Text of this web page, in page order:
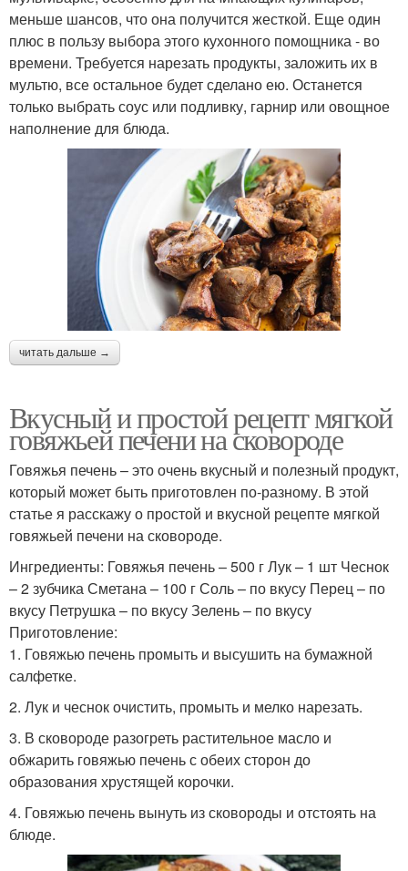
меньше шансов, что она получится жесткой. Еще один
плюс в пользу выбора этого кухонного помощника - во
времени. Требуется нарезать продукты, заложить их в
мультю, все остальное будет сделано ею. Останется
только выбрать соус или подливку, гарнир или овощное
наполнение для блюда.
читать дальше →
Вкусный и простой рецепт мягкой
говяжьей печени на сковороде
Говяжья печень – это очень вкусный и полезный продукт,
который может быть приготовлен по-разному. В этой
статье я расскажу о простой и вкусной рецепте мягкой
говяжьей печени на сковороде.
Ингредиенты: Говяжья печень – 500 г Лук – 1 шт Чеснок
– 2 зубчика Сметана – 100 г Соль – по вкусу Перец – по
вкусу Петрушка – по вкусу Зелень – по вкусу
Приготовление:
1. Говяжью печень промыть и высушить на бумажной
салфетке.
2. Лук и чеснок очистить, промыть и мелко нарезать.
3. В сковороде разогреть растительное масло и
обжарить говяжью печень с обеих сторон до
образования хрустящей корочки.
4. Говяжью печень вынуть из сковороды и отстоять на
блюде.